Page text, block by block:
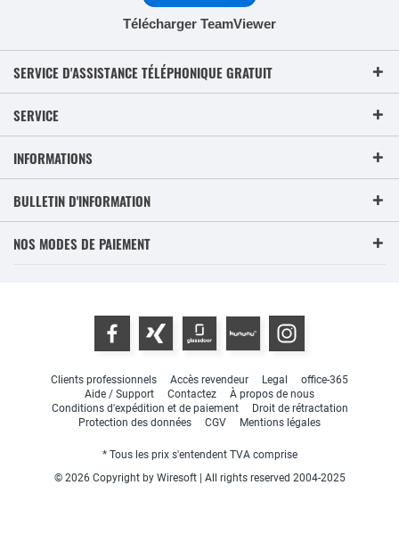
Télécharger TeamViewer
SERVICE D'ASSISTANCE TÉLÉPHONIQUE GRATUIT
SERVICE
INFORMATIONS
BULLETIN D'INFORMATION
NOS MODES DE PAIEMENT
Clients professionnels Accès revendeur Legal
office-365
Aide / Support
Contactez
À propos de nous
Conditions d'expédition et de paiement
Droit de rétractation
Protection des données
CGV Mentions légales
* Tous les prix s'entendent TVA comprise
© 2026 Copyright by Wiresoft | All rights reserved 2004-2025